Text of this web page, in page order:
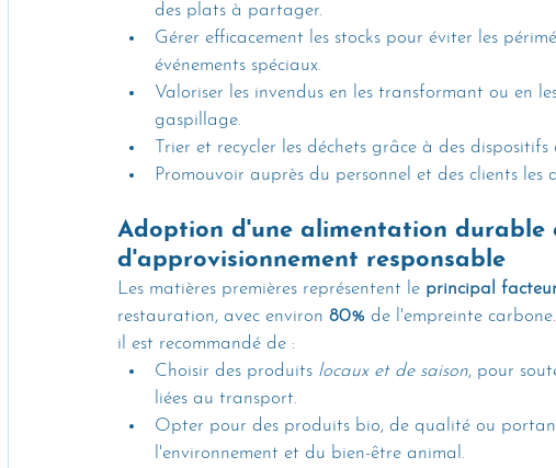
des plats à partager.
Gérer efficacement les stocks pour éviter les
événements spéciaux.
Valoriser les invendus en les transformant ou en
gaspillage.
Trier et recycler les déchets grâce à des
Promouvoir auprès du personnel et des clients les
Adoption d'une alimentation durable
d'approvisionnement responsable
Les matières premières représentent le principal
restauration, avec environ 80% de l'empreinte
il est recommandé de :
Choisir des produits locaux et de saison, pour
liées au transport.
Opter pour des produits bio, de qualité ou
l'environnement et du bien-être animal.